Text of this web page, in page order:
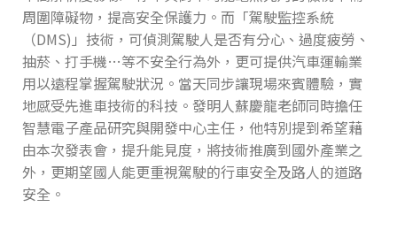
周圍障礙物，提高安全保護力。而「駕駛監控系統
（DMS)」技術，可偵測駕駛人是否有分心、過度疲勞、
抽菸、打手機…等不安全行為外，更可提供汽車運輸業
用以遠程掌握駕駛狀況。當天同步讓現場來賓體驗，實
地感受先進車技術的科技。發明人蘇慶龍老師同時擔任
智慧電子產品研究與開發中心主任，他特別提到希望藉
由本次發表會，提升能見度，將技術推廣到國外產業之
外，更期望國人能更重視駕駛的行車安全及路人的道路
安全。